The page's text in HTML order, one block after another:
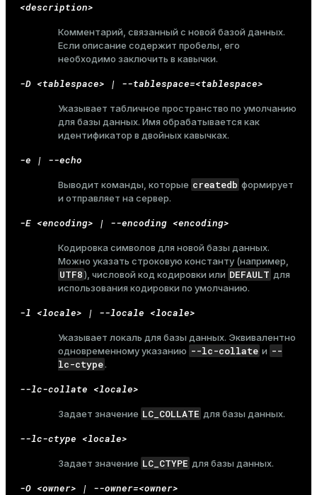
<description>
Комментарий, связанный с новой базой данных.
Если описание содержит пробелы, его
необходимо заключить в кавычки.
-D <tablespace> | --tablespace=<tablespace>
Указывает табличное пространство по умолчанию
для базы данных. Имя обрабатывается как
идентификатор в двойных кавычках.
-e | --echo
Выводит команды, которые createdb формирует
и отправляет на сервер.
-E <encoding> | --encoding <encoding>
Кодировка символов для новой базы данных.
Можно указать строковую константу (например,
UTF8), числовой код кодировки или DEFAULT для
использования кодировки по умолчанию.
-l <locale> | --locale <locale>
Указывает локаль для базы данных. Эквивалентно
одновременному указанию --lc-collate и --
lc-ctype.
--lc-collate <locale>
Задает значение LC_COLLATE для базы данных.
--lc-ctype <locale>
Задает значение LC_CTYPE для базы данных.
-O <owner> | --owner=<owner>